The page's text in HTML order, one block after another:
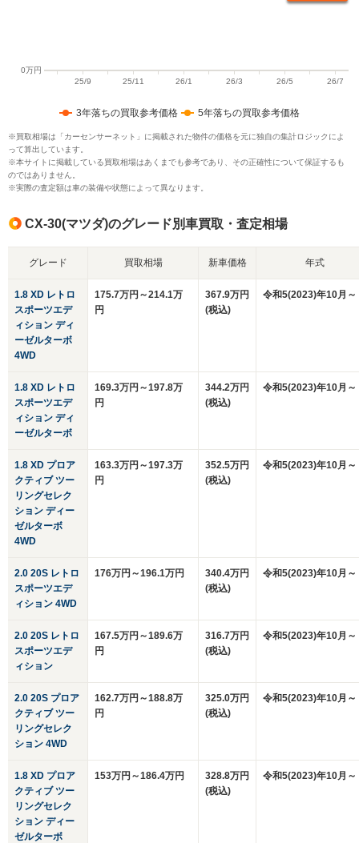
3年落ちの買取参考価格 5年落ちの買取参考価格
※買取相場は「カーセンサーネット」に掲載された物件の価格を元に独自の集計ロジックによ
って算出しています。
※本サイトに掲載している買取相場はあくまでも参考であり、その正確性について保証するも
のではありません。
※実際の査定額は車の装備や状態によって異なります。
CX-30(マツダ)のグレード別車買取・査定相場
グレード 買取相場 新車価格 年式
1.8 XD レトロ
スポーツエデ
ィション ディ
ーゼルターボ
4WD
175.7万円～214.1万
円
367.9万円
(税込)
令和5(2023)年10月～
1.8 XD レトロ
スポーツエデ
ィション ディ
ーゼルターボ
169.3万円～197.8万
円
344.2万円
(税込)
令和5(2023)年10月～
1.8 XD プロア
クティブ ツー
リングセレク
ション ディー
ゼルターボ
4WD
163.3万円～197.3万
円
352.5万円
(税込)
令和5(2023)年10月～
2.0 20S レトロ
スポーツエデ
ィション 4WD
176万円～196.1万円
340.4万円
(税込)
令和5(2023)年10月～
2.0 20S レトロ
スポーツエデ
ィション
167.5万円～189.6万
円
316.7万円
(税込)
令和5(2023)年10月～
2.0 20S プロア
クティブ ツー
リングセレク
ション 4WD
162.7万円～188.8万
円
325.0万円
(税込)
令和5(2023)年10月～
1.8 XD プロア
クティブ ツー
リングセレク
ション ディー
ゼルターボ
153万円～186.4万円
328.8万円
(税込)
令和5(2023)年10月～